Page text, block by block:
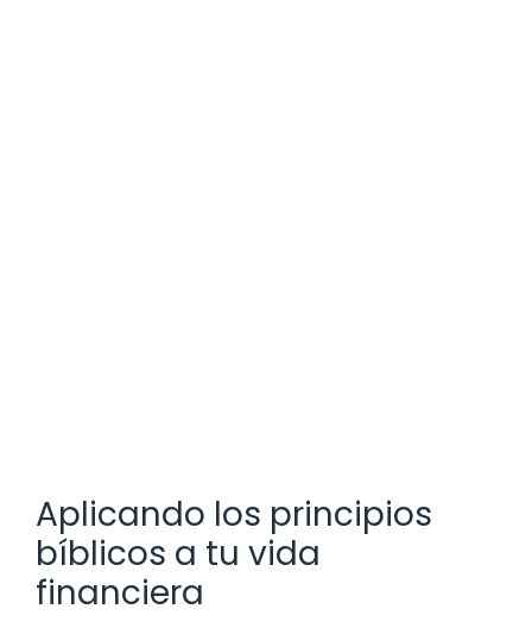
Aplicando los principios
bíblicos a tu vida
financiera